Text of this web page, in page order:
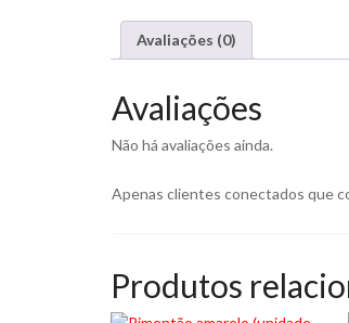
Avaliações (0)
Avaliações
Não há avaliações ainda.
Apenas clientes conectados que
Produtos